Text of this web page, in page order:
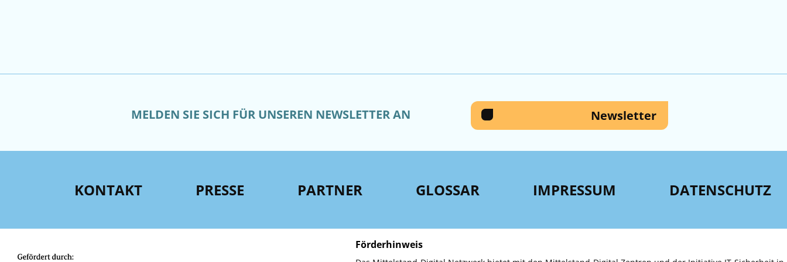
MELDEN SIE SICH FÜR UNSEREN NEWSLETTER AN Newsletter
KONTAKT PRESSE PARTNER GLOSSAR IMPRESSUM DATENSCHUTZ
Förderhinweis